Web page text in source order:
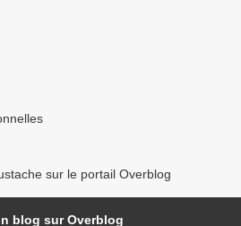
sur le portail Overblog
blog sur Overblog